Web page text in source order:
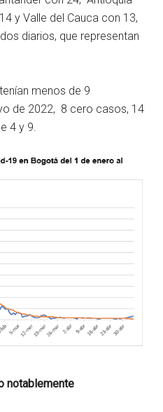
y Valle del Cauca con 13,
diarios, que representan
menos de 9
de 2022, 8 cero casos, 14
4 y 9.
notablemente